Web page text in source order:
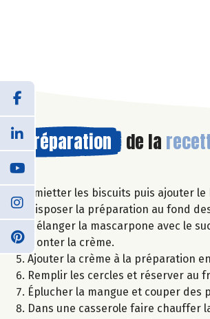
Préparation de la
Émietter les biscuits puis ajouter
Disposer la préparation au fond
Mélanger la mascarpone avec le
Monter la crème.
Ajouter la crème à la préparation
Remplir les cercles et réserver au
Éplucher la mangue et couper des
Dans une casserole faire chauffer